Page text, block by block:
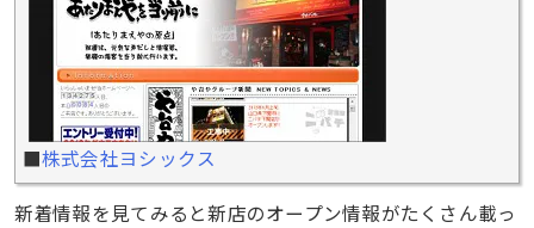
■株式会社ヨシックス
新着情報を見てみると新店のオープン情報がたくさん載っ